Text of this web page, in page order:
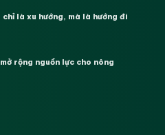
chỉ là xu hướng, mà là hướng đi
rộng nguồn lực cho nông